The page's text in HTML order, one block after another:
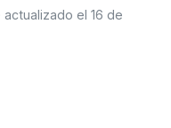
actualizado el 16 de